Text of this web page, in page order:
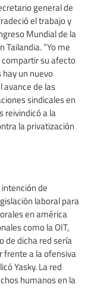
general de
el trabajo y
Mundial de la
Tailandia. “Yo me
compartir su afecto
hay un nuevo
avance de las
sindicales en
reivindicó a la
la privatización
intención de
laboral para
en américa
como la OIT,
de dicha red sería
frente a la ofensiva
Yasky. La red
humanos en la